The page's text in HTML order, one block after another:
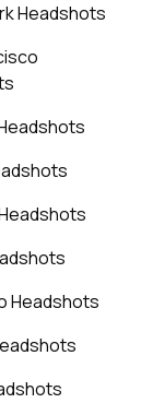
Headshots
Headshots